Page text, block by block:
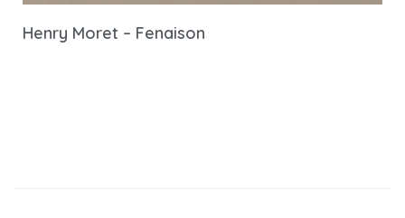
Henry Moret – Fenaison